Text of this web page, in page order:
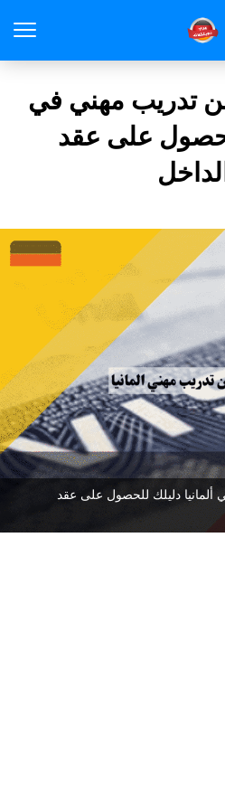
تدريب مهني في
على عقد
دليلك للحصول على عقد